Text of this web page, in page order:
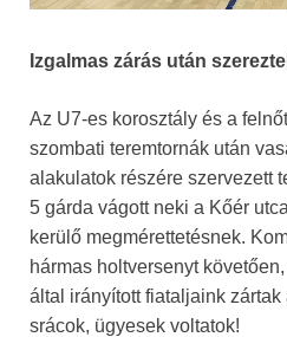
Izgalmas zárás után
Az U7-es korosztály és a
szombati teremtornák után
alakulatok részére szervezett
5 gárda vágott neki a Kőér
kerülő megmérettetésnek.
hármas holtversenyt
által irányított fiataljaink
srácok, ügyesek voltatok!